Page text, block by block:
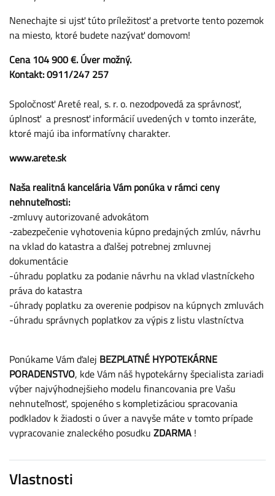
Nenechajte si ujsť túto príležitosť a pretvorte tento pozemok
na miesto, ktoré budete nazývať domovom!
Cena 104 900 €. Úver možný.
Kontakt: 0911/247 257
Spoločnosť Areté real, s. r. o. nezodpovedá za správnosť,
úplnosť a presnosť informácií uvedených v tomto inzeráte,
ktoré majú iba informatívny charakter.
www.arete.sk
Naša realitná kancelária Vám ponúka v rámci ceny
nehnuteľnosti:
-zmluvy autorizované advokátom
-zabezpečenie vyhotovenia kúpno predajných zmlúv, návrhu
na vklad do katastra a ďalšej potrebnej zmluvnej
dokumentácie
-úhradu poplatku za podanie návrhu na vklad vlastníckeho
práva do katastra
-úhrady poplatku za overenie podpisov na kúpnych zmluvách
-úhradu správnych poplatkov za výpis z listu vlastníctva
Ponúkame Vám ďalej BEZPLATNÉ HYPOTEKÁRNE
PORADENSTVO, kde Vám náš hypotekárny špecialista zariadi
výber najvýhodnejšieho modelu financovania pre Vašu
nehnuteľnosť, spojeného s kompletizáciou spracovania
podkladov k žiadosti o úver a navyše máte v tomto prípade
vypracovanie znaleckého posudku ZDARMA !
Vlastnosti